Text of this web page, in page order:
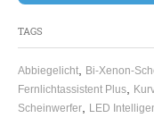
TAGS
Abbiegelicht, Bi-Xenon-
Fernlichtassistent Plus,
Scheinwerfer, LED